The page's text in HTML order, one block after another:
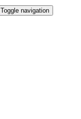
Toggle navigation